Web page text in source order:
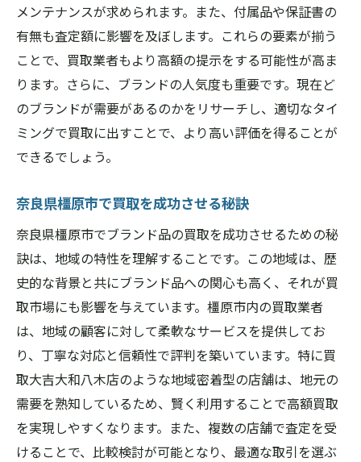
奈良県橿原市での信頼の積み重ね
多様な買取実績が示す信頼性
地域特有の価値を引き出す買取サービス
買取大吉大和八木店が奈良県橿原市で高額買取
を実現
高額買取を実現する査定プロセス
奈良県橿原市での高額買取事例
高額買取を支えるスタッフの専門性
ブランド品を最大限評価する秘訣
高額買取の舞台裏を探る
ブランド品買取のプロフェッショナルが提供す
る安心のサービス
安心して利用できる査定サービスの特徴
プロフェッショナルが見極めるブランド査
定
奈良県橿原市での安心の買取体験
メンテナンスが求められます。また、付属品や保証書の
有無も査定額に影響を及ぼします。これらの要素が揃う
ことで、買取業者もより高額の提示をする可能性が高ま
ります。さらに、ブランドの人気度も重要です。現在ど
のブランドが需要があるのかをリサーチし、適切なタイ
ミングで買取に出すことで、より高い評価を得ることが
できるでしょう。
奈良県橿原市で買取を成功させる秘訣
奈良県橿原市でブランド品の買取を成功させるための秘
訣は、地域の特性を理解することです。この地域は、歴
史的な背景と共にブランド品への関心も高く、それが買
取市場にも影響を与えています。橿原市内の買取業者
は、地域の顧客に対して柔軟なサービスを提供してお
り、丁寧な対応と信頼性で評判を築いています。特に買
取大吉大和八木店のような地域密着型の店舗は、地元の
需要を熟知しているため、賢く利用することで高額買取
を実現しやすくなります。また、複数の店舗で査定を受
けることで、比較検討が可能となり、最適な取引を選ぶ